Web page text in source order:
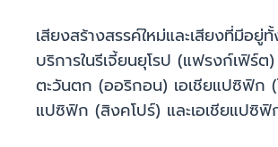
เสียงสร้างสรรค์ใหม่และเสียงที่มีอยู่
บริการในรีเจี้ยนยุโรป (แฟรงก์เฟิร์
ตะวันตก (ออริกอน) เอเชียแปซิฟิก (
แปซิฟิก (สิงคโปร์) และเอเชียแปซิฟิ